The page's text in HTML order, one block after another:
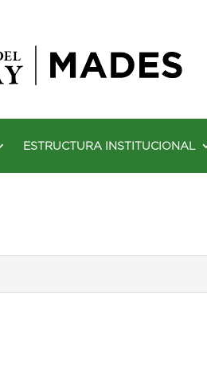
ESTRUCTURA INSTITUCIONAL